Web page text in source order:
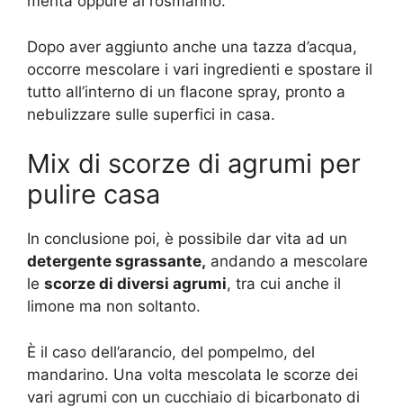
Dopo aver aggiunto anche una tazza d’acqua,
occorre mescolare i vari ingredienti e spostare il
tutto all’interno di un flacone spray, pronto a
nebulizzare sulle superfici in casa.
Mix di scorze di agrumi per
pulire casa
In conclusione poi, è possibile dar vita ad un
detergente sgrassante, andando a mescolare
le scorze di diversi agrumi, tra cui anche il
limone ma non soltanto.
È il caso dell’arancio, del pompelmo, del
mandarino. Una volta mescolata le scorze dei
vari agrumi con un cucchiaio di bicarbonato di